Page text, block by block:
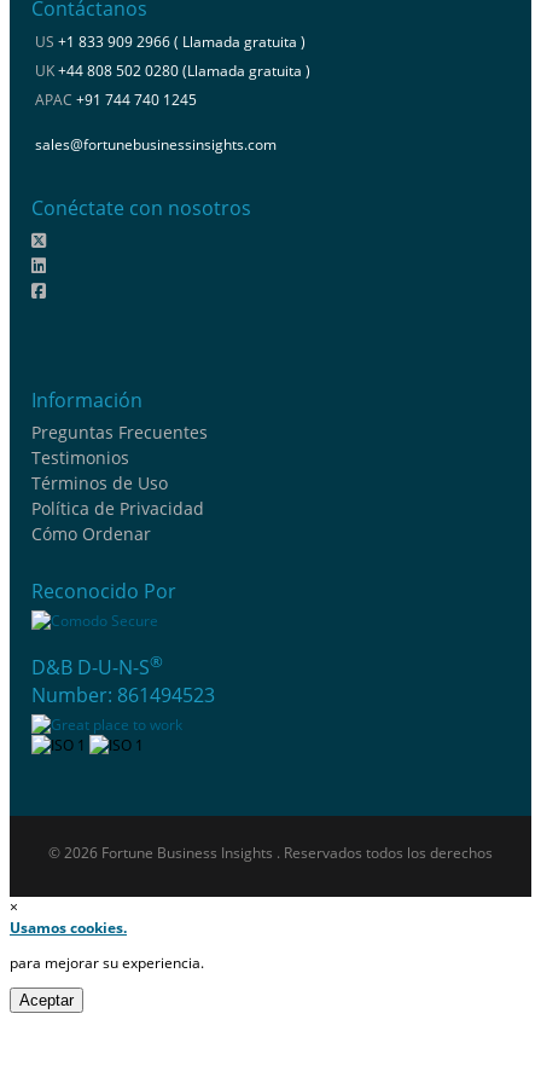
Contáctanos
US +1 833 909 2966 ( Llamada gratuita )
UK+44 808 502 0280 (Llamada gratuita )
APAC +91 744 740 1245
sales@fortunebusinessinsights.com
Conéctate con nosotros
Información
Preguntas Frecuentes
Testimonios
Términos de Uso
Política de Privacidad
Cómo Ordenar
Reconocido Por
D&B D-U-N-S®
Number: 861494523
© 2026 Fortune Business Insights . Reservados todos los derechos
×
Usamos cookies.
para mejorar su experiencia.
Aceptar